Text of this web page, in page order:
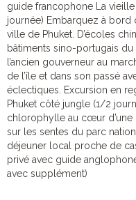
guide francophone La
journée) Embarquez à bord
ville de Phuket. D’écoles
bâtiments sino-portugais
l’ancien gouverneur au
de l’île et dans son passé
éclectiques. Excursion en
Phuket côté jungle (1/2
chlorophylle au cœur d’une
sur les sentes du parc
déjeuner local proche de
privé avec guide
avec supplément)